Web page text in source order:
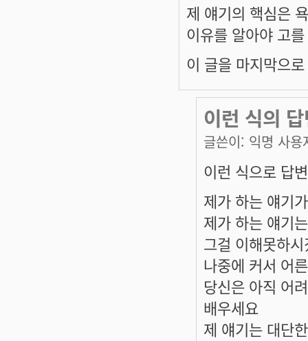
제 얘기의 핵심은
이유를 알아야 고
이 글을 마지막으
이런 식의
글쓴이: 익명 사용
이런 식으로 답
제가 하는 얘기
제가 하는 얘기
그걸 이해못하
나중에 커서 어
당신은 아직 어
배우세요
제 얘기는 대단